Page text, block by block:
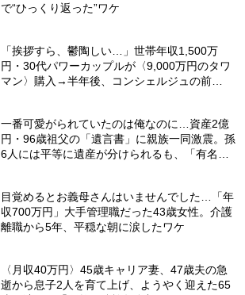
で“ひっくり返った”ワケ
「挨拶すら、鬱陶しい…」世帯年収1,500万
円・30代パワーカップルが〈9,000万円のタワ
マン〉購入→半年後、コンシェルジュの前
一番可愛がられていたのは俺なのに…資産2億
円・96歳祖父の「遺言書」に親族一同激震。孫
6人には平等に遺産が分けられるも、「有名私
目覚めるとお義母さんはいませんでした…「年
収700万円」大手管理職だった43歳女性。介護
離職から5年、平穏な朝に涙したワケ
〈月収40万円〉45歳キャリア妻、47歳夫の急
逝から息子2人を育て上げ、ようやく迎えた65